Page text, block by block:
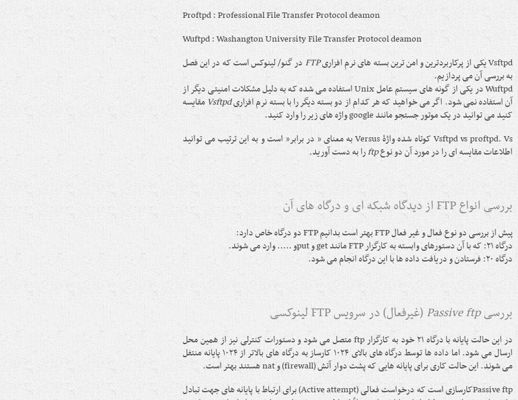
Proftpd : Professional File Transfer Protocol deamon
Wuftpd : Washangton University File Transfer Protocol deamon
Vsftpd یکی از پرکاربردترین و امن ترین بسته های نرم افزاری
FTP در گنو/ لینوکس است که در این فصل
به بررسی آن می پردازیم.
Wuftpd در یکی از گونه های سیستم عامل Unix استفاده می شده که به دلیل مشکلات امنیتی دیگر از
آن استفاده نمی شود. اگر می خواهید که هر کدام از دو بسته دیگر را با بسته نرم افزاریVsftpdمقایسه
کنید می توانید در یک موتور جستجو مانند google واژه های زیر را وارد کنید.
Vsftpd vs proftpd. Vs کوتاه شده واژۀ Versus به معنای ” در برابر” است و به این ترتیب می توانید
اطلاعات مقایسه ای را در مورد آن دو نوعftpرا به دست آورید.
بررسی انواع FTP از دیدگاه شبکه ای و درگاه های آن
پیش از بررسی دو نوع فعال و غیر فعال FTP بهتر است بدانیم FTP دو درگاه خاص دارد:
درگاه ۲۱: که با آن دستورهای وابسته به کارگزار FTP مانند get و putو ….. وارد می شوند.
درگاه ۲۰: فرستادن و دریافت داده ها با این درگاه انجام می شود.
بررسیPassive ftp (غیرفعال) در سرویس FTP لینوکسی
در این حالت پایانه با درگاه ۲۱ خود به کارگزار ftp متصل می شود و دستورات کنترلی نیز از همین محل
ارسال می شود. اما داده ها توسط درگاه های بالای ۱۰۲۴ کارساز به درگاه های بالاتر از ۱۰۲۴ پایانه منتفل
می شوند. این حالت کاری برای پایانه هایی که پشت دوار آتش (firewall) و nat هستند بهتر است.
Passive ftpکارسازی است که درخواست فعالی (Active attempt) برای ارتباط با پایانه های جهت تبادل